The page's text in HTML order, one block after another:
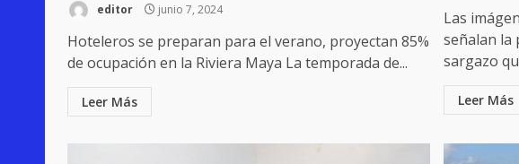
editor junio 7, 2024
Hoteleros se preparan para el verano, proyectan 85%
de ocupación en la Riviera Maya La temporada de...
Leer Más
Las
señalan la
sargazo
Leer Más